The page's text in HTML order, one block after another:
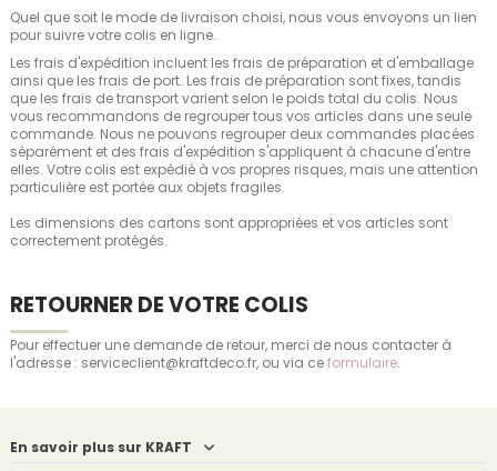
Quel que soit le mode de livraison choisi, nous vous envoyons un lien
pour suivre votre colis en ligne.
Les frais d'expédition incluent les frais de préparation et d'emballage
ainsi que les frais de port. Les frais de préparation sont fixes, tandis
que les frais de transport varient selon le poids total du colis. Nous
vous recommandons de regrouper tous vos articles dans une seule
commande. Nous ne pouvons regrouper deux commandes placées
séparément et des frais d'expédition s'appliquent à chacune d'entre
elles. Votre colis est expédié à vos propres risques, mais une attention
particulière est portée aux objets fragiles.
Les dimensions des cartons sont appropriées et vos articles sont
correctement protégés.
RETOURNER DE VOTRE COLIS
Pour effectuer une demande de retour, merci de nous contacter à
l'adresse : serviceclient@kraftdeco.fr, ou via ceformulaire.
En savoir plus sur KRAFT